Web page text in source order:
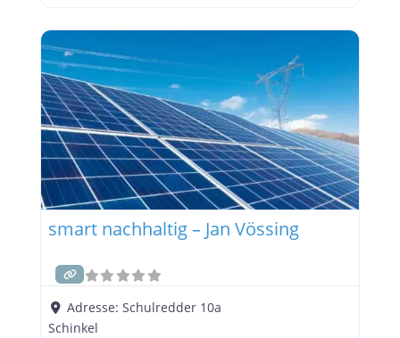
Verständnis für die Bedürfnisse ihrer Kunden und
einem klaren Fokus auf Qualität und Innovation
gestaltet das Unternehmen die Energiewende in
der Region aktiv mit. Ein Unternehmen mit
smart nachhaltig – Jan Vössing
Adresse:Schulredder 10a
Schinkel